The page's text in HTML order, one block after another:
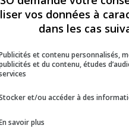
vos données à
dans les cas
et contenu personnalisés,
et du contenu, études
et/ou accéder à des
savoir plus